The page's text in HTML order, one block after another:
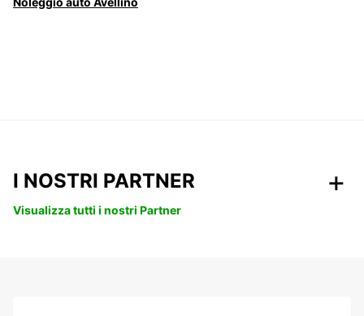
I NOSTRI PARTNER
Visualizza tutti i nostri Partner